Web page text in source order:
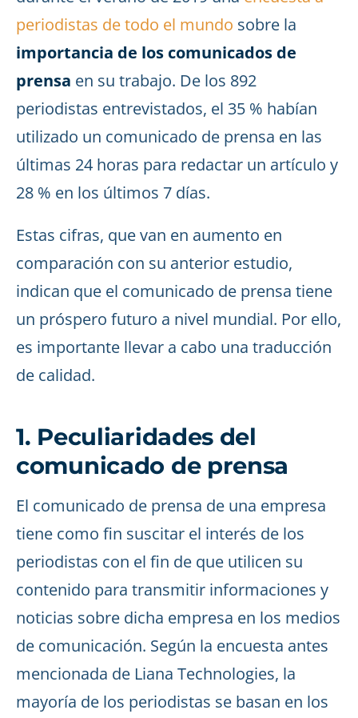
periodistas de todo el mundo sobre la
importancia de los comunicados de
prensa en su trabajo. De los 892
periodistas entrevistados, el 35 % habían
utilizado un comunicado de prensa en las
últimas 24 horas para redactar un artículo y
28 % en los últimos 7 días.
Estas cifras, que van en aumento en
comparación con su anterior estudio,
indican que el comunicado de prensa tiene
un próspero futuro a nivel mundial. Por ello,
es importante llevar a cabo una traducción
de calidad.
1. Peculiaridades del
comunicado de prensa
El comunicado de prensa de una empresa
tiene como fin suscitar el interés de los
periodistas con el fin de que utilicen su
contenido para transmitir informaciones y
noticias sobre dicha empresa en los medios
de comunicación. Según la encuesta antes
mencionada de Liana Technologies, la
mayoría de los periodistas se basan en los